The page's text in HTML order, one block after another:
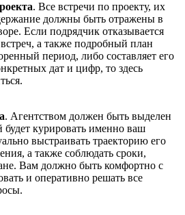
. Все встречи по проекту, их
должны быть отражены в
Если подрядчик отказывается
а также подробный план
период, либо составляет его
дат и цифр, то здесь
. Агентством должен быть выделен
курировать именно ваш
выстраивать траекторию его
а также соблюдать сроки,
Вам должно быть комфортно с
и оперативно решать все